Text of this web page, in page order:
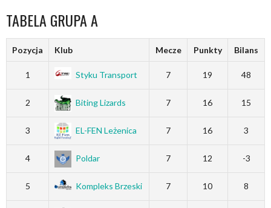
TABELA GRUPA A
Pozycja Klub Mecze Punkty Bilans
1 Styku Transport 7 19 48
2 Biting Lizards 7 16 15
3 EL-FEN Leżenica 7 16 3
4 Poldar 7 12 -3
5 Kompleks Brzeski 7 10 8